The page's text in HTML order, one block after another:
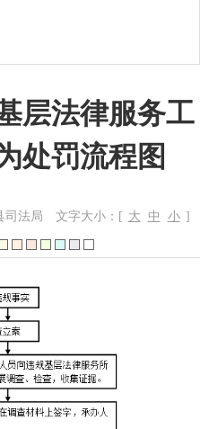
层法律服务工
处罚流程图
司法局 文字大小：[ 大 中 小 ]